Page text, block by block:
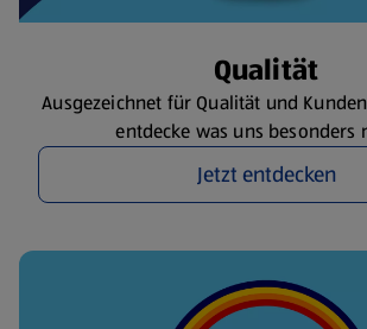
Qualität
Ausgezeichnet für Qualität und
entdecke was uns besonders
Jetzt entdecken